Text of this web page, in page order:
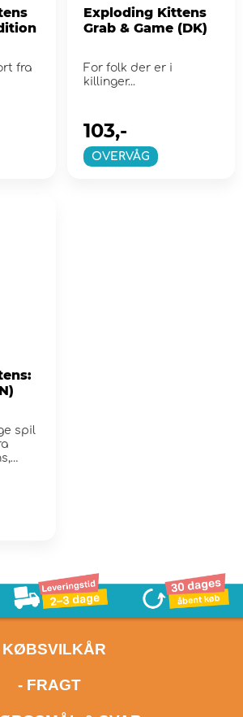
fra
Exploding Kittens
Grab & Game (DK)
For folk der er i
killinger...
OVERVÅG
103,-
spil
- FRAGT